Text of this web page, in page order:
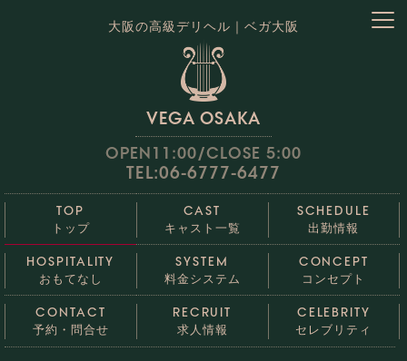
大阪の高級デリヘル｜ベガ大阪
VEGA OSAKA
OPEN11:00/CLOSE 5:00
TEL:06-6777-6477
TOP
トップ
CAST
キャスト一覧
SCHEDULE
出勤情報
HOSPITALITY
おもてなし
SYSTEM
料金システム
CONCEPT
コンセプト
CONTACT
予約・問合せ
RECRUIT
求人情報
CELEBRITY
セレブリティ